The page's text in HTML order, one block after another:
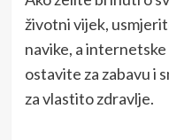
životni vijek,
navike, a
ostavite za zabavu i
za vlastito zdravlje.